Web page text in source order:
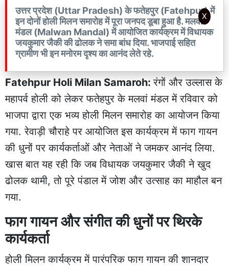
उत्तर प्रदेश (Uttar Pradesh) के फतेहपुर (Fatehpur) में
इन दोनों होली मिलन समारोह में पूरा जनपद डूबा हुआ है. मलवां
मंडल (Malwan Mandal) में आयोजित कार्यक्रम में विधायक
जयकुमार जैकी की ढोलक ने समा बांध दिया. भाजपाई सहित
ग्रामीण भी इन मनोरम दृश्य का आनंद लेते रहे.
Fatehpur Holi Milan Samaroh:रंगों और उल्लास के
महापर्व होली को लेकर फतेहपुर के मलवां मंडल में रविवार को
भाजपा द्वारा एक भव्य होली मिलन समारोह का आयोजन किया
गया. रेवाड़ी चौराहे पर आयोजित इस कार्यक्रम में फाग गायन
की धुनों पर कार्यकर्ताओं और नेताओं ने जमकर आनंद लिया.
खास बात यह रही कि जब विधायक जयकुमार जैकी ने खुद
ढोलक थामी, तो पूरे पंडाल में जोश और उत्साह का माहौल बन
गया.
फाग गायन और संगीत की धुनों पर थिरके
कार्यकर्ता
होली मिलन कार्यक्रम में पारंपरिक फाग गायन की शानदार
X